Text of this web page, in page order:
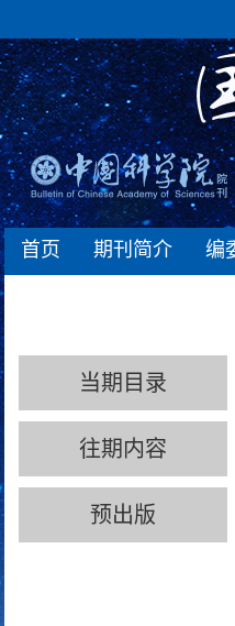
首页 期刊简介 编
当期目录
往期内容
预出版